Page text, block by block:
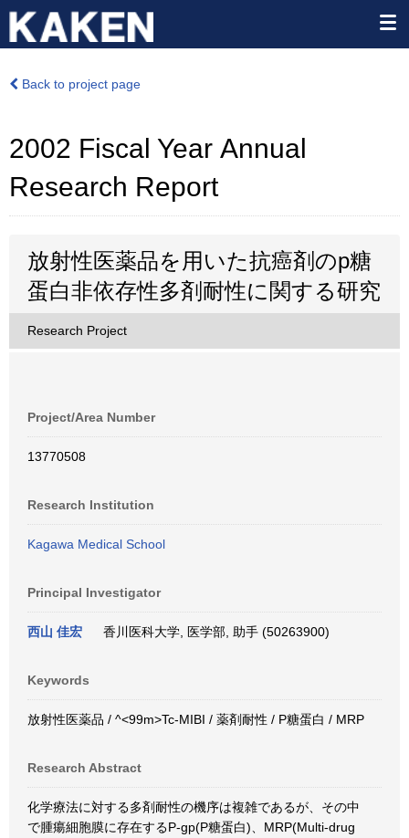
Back to project page
2002 Fiscal Year Annual
Research Report
放射性医薬品を用いた抗癌剤のp糖
蛋白非依存性多剤耐性に関する研究
Research Project
Project/Area Number
13770508
Research Institution
Kagawa Medical School
Principal Investigator
西山 佳宏 香川医科大学, 医学部, 助手 (50263900)
Keywords
放射性医薬品 / ^<99m>Tc-MIBI / 薬剤耐性 / P糖蛋白 / MRP
Research Abstract
化学療法に対する多剤耐性の機序は複雑であるが、その中
で腫瘍細胞膜に存在するP-gp(P糖蛋白)、MRP(Multi-drug